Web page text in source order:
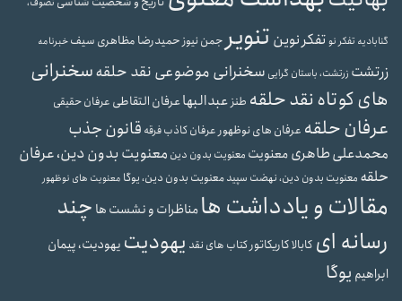
گنابادیه تفکر نوتفکر نوین تنویر جمن نیوز حمیدرضا مظاهری سیفخبرنامه
زرتشت زرتشت، باستان گرایی سخنرانی موضوعی نقد حلقهسخنرانی
های کوتاه نقد حلقه طنز عبدالبهاعرفان التقاطی عرفان حقیقی
عرفان حلقه عرفان های نوظهور عرفان کاذبفرقه قانون جذب
محمدعلی طاهریمعنویت معنویت بدون دین معنویت بدون دین، عرفان
حلقه معنویت بدون دین، نهضت سپیدمعنویت بدون دین، یوگا معنویت های نوظهور
مقالات و یادداشت هامناظرات و نشست ها چند
رسانه ای کابالاکاریکاتور کتاب های نقد یهودیت یهودیت، پیمان
ابراهیم یوگا